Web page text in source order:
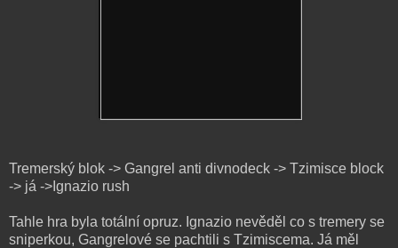
Tremerský blok -> Gangrel anti divnodeck -> Tzimisce block
-> já ->Ignazio rush
Tahle hra byla totální opruz. Ignazio nevěděl co s tremery se
sniperkou, Gangrelové se pachtili s Tzimiscema. Já měl